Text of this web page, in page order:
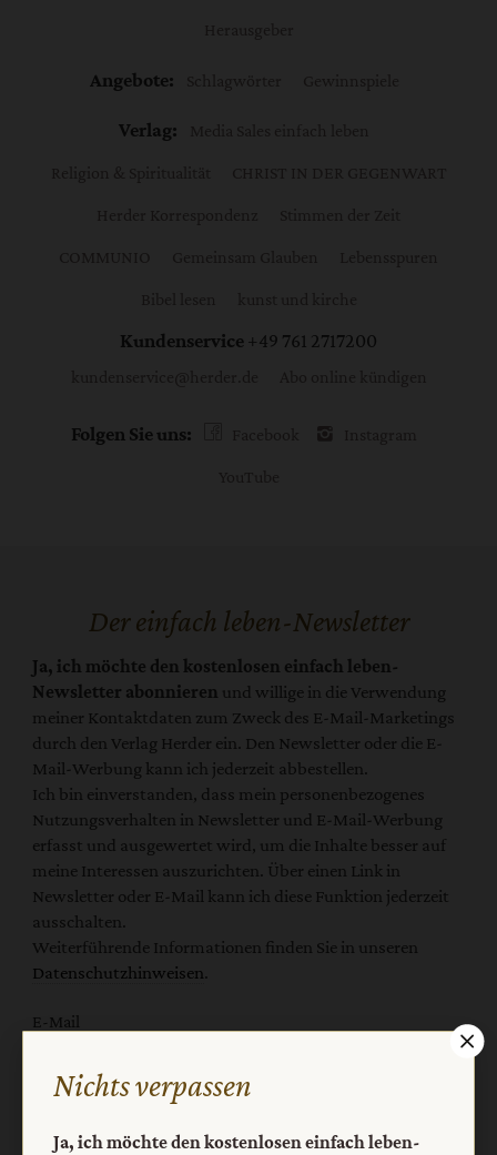
Angebote:
Verlag:
Kundenservice +49 761 2717200
Folgen Sie uns:
Der einfach leben-Newsletter
Ja, ich möchte den kostenlosen einfach leben-
Newsletter abonnieren und willige in die Verwendung
meiner Kontaktdaten zum Zweck des E-Mail-Marketings
durch den Verlag Herder ein. Den Newsletter oder die E-
Mail-Werbung kann ich jederzeit abbestellen.
Ich bin einverstanden, dass mein personenbezogenes
Nutzungsverhalten in Newsletter und E-Mail-Werbung
erfasst und ausgewertet wird, um die Inhalte besser auf
meine Interessen auszurichten. Über einen Link in
Newsletter oder E-Mail kann ich diese Funktion jederzeit
ausschalten.
Weiterführende Informationen finden Sie in unseren
Datenschutzhinweisen.
E-Mail
Jetzt anmelden
Nichts verpassen
Ja, ich möchte den kostenlosen einfach leben-